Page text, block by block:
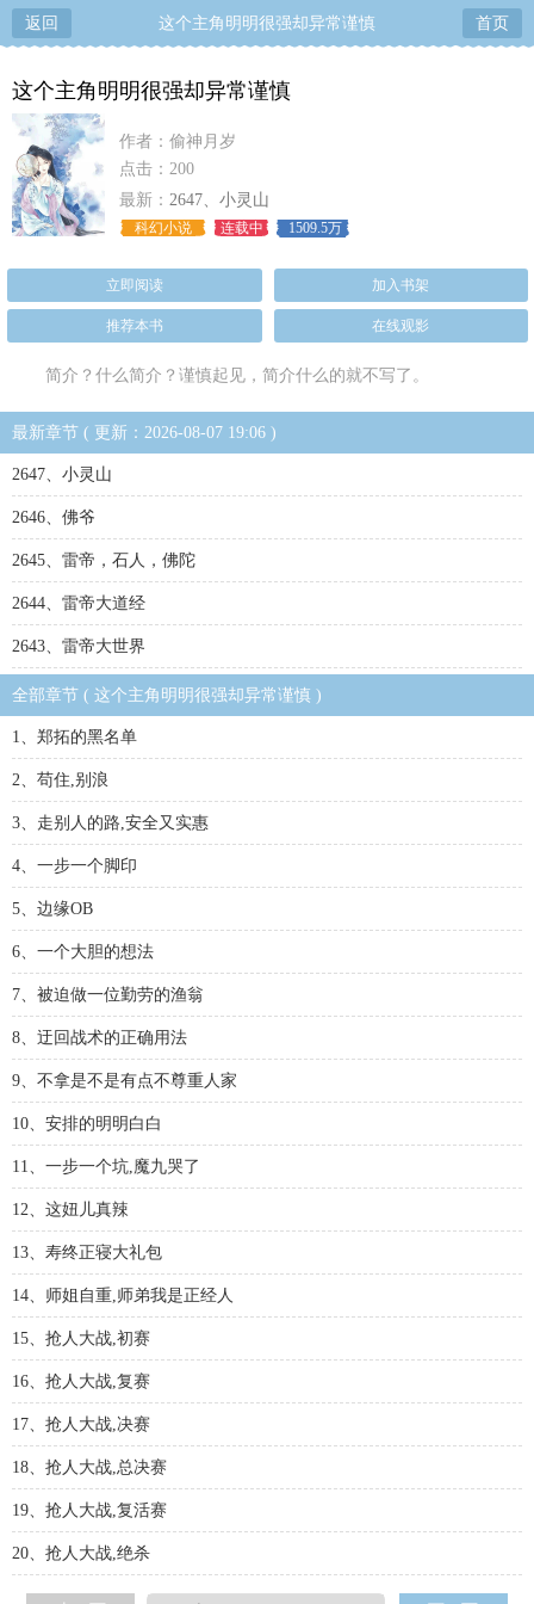
返回 这个主角明明很强却异常谨慎 首页
这个主角明明很强却异常谨慎
作者：偷神月岁
点击：200
最新： 2647、小灵山
科幻小说 连载中 1509.5万
立即阅读 加入书架
推荐本书 在线观影
简介？什么简介？谨慎起见，简介什么的就不写了。
最新章节 ( 更新：2026-08-07 19:06 )
2647、小灵山
2646、佛爷
2645、雷帝，石人，佛陀
2644、雷帝大道经
2643、雷帝大世界
全部章节 ( 这个主角明明很强却异常谨慎 )
1、郑拓的黑名单
2、苟住,别浪
3、走别人的路,安全又实惠
4、一步一个脚印
5、边缘OB
6、一个大胆的想法
7、被迫做一位勤劳的渔翁
8、迂回战术的正确用法
9、不拿是不是有点不尊重人家
10、安排的明明白白
11、一步一个坑,魔九哭了
12、这妞儿真辣
13、寿终正寝大礼包
14、师姐自重,师弟我是正经人
15、抢人大战,初赛
16、抢人大战,复赛
17、抢人大战,决赛
18、抢人大战,总决赛
19、抢人大战,复活赛
20、抢人大战,绝杀